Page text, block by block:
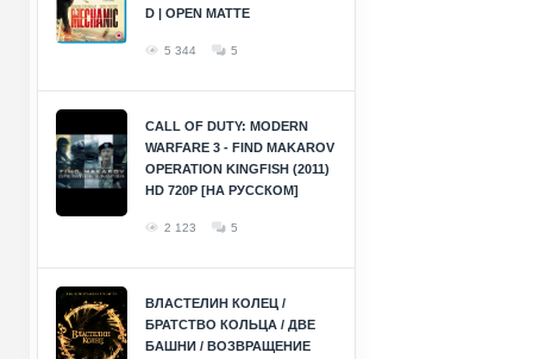
D | OPEN MATTE
5 344 5
CALL OF DUTY: MODERN
WARFARE 3 - FIND MAKAROV
OPERATION KINGFISH (2011)
HD 720P [НА РУССКОМ]
2 123 5
ВЛАСТЕЛИН КОЛЕЦ /
БРАТСТВО КОЛЬЦА / ДВЕ
БАШНИ / ВОЗВРАЩЕНИЕ